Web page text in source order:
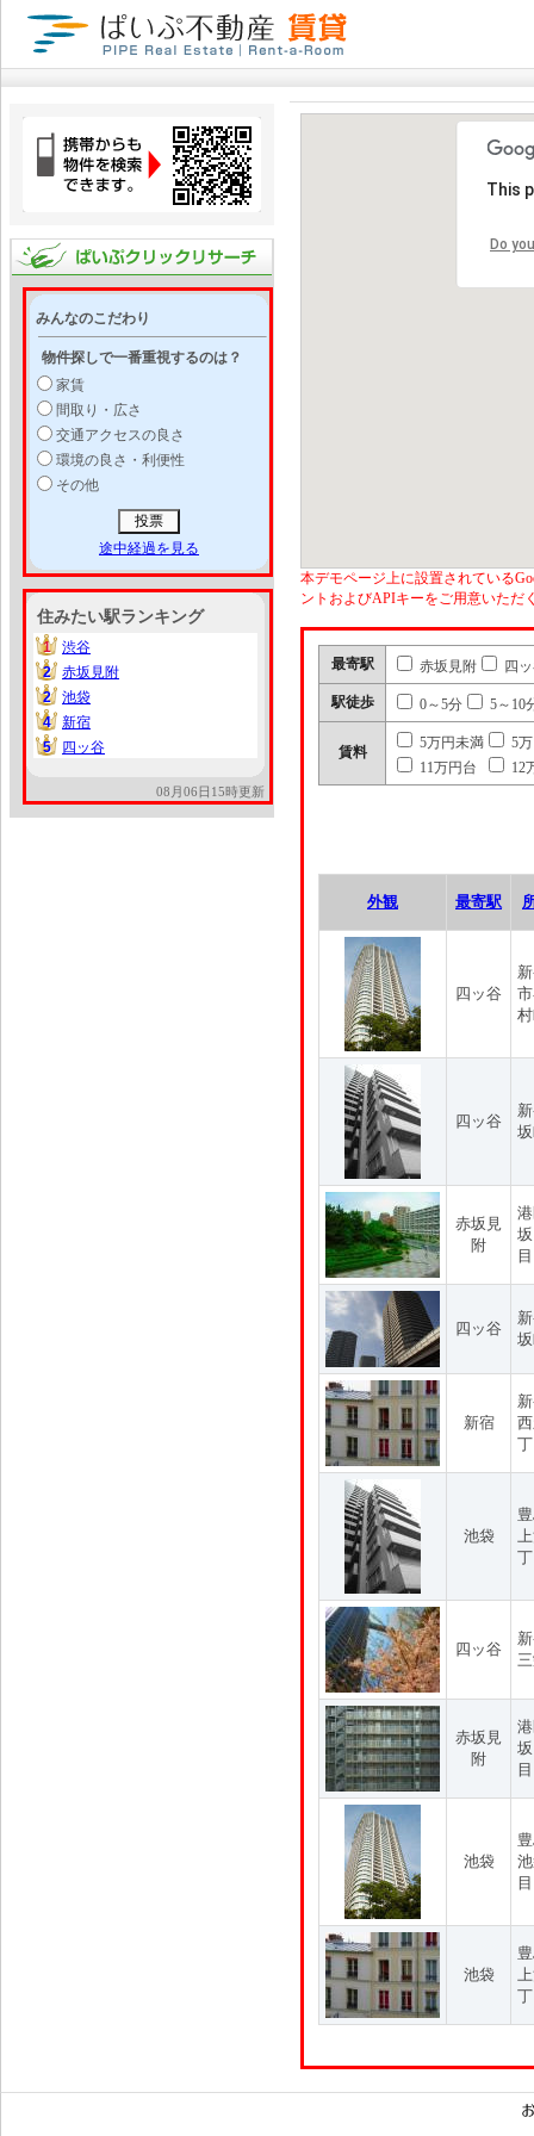
みんなのこだわり
物件探しで一番重視するのは？
家賃
間取り・広さ
交通アクセスの良さ
環境の良さ・利便性
その他
途中経過を見る
住みたい駅ランキング
1
1
渋谷
2
2
赤坂見附
2
2
池袋
4
4
新宿
5
5 四ッ谷
08月06日15時更新
This
Do
本デモページ上に設置されている
ントおよびAPIキーをご用意いただ
最寄駅 赤坂見附 四
駅徒歩 0～5分 5～10
賃料
5万円未満
5
11万円台
12
外観 最寄駅
四ッ谷
四ッ谷
赤坂見
附
目
四ッ谷
新宿
池袋
四ッ谷
赤坂見
附
目
池袋
目
池袋